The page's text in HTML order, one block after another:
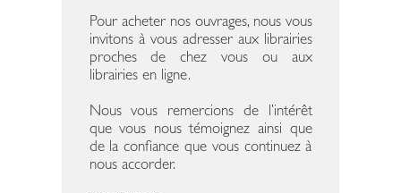
Pour acheter nos ouvrages, nous vous
invitons à vous adresser aux librairies
proches de chez vous ou aux
librairies en ligne.
Nous vous remercions de l’intérêt
que vous nous témoignez ainsi que
de la confiance que vous continuez à
nous accorder.